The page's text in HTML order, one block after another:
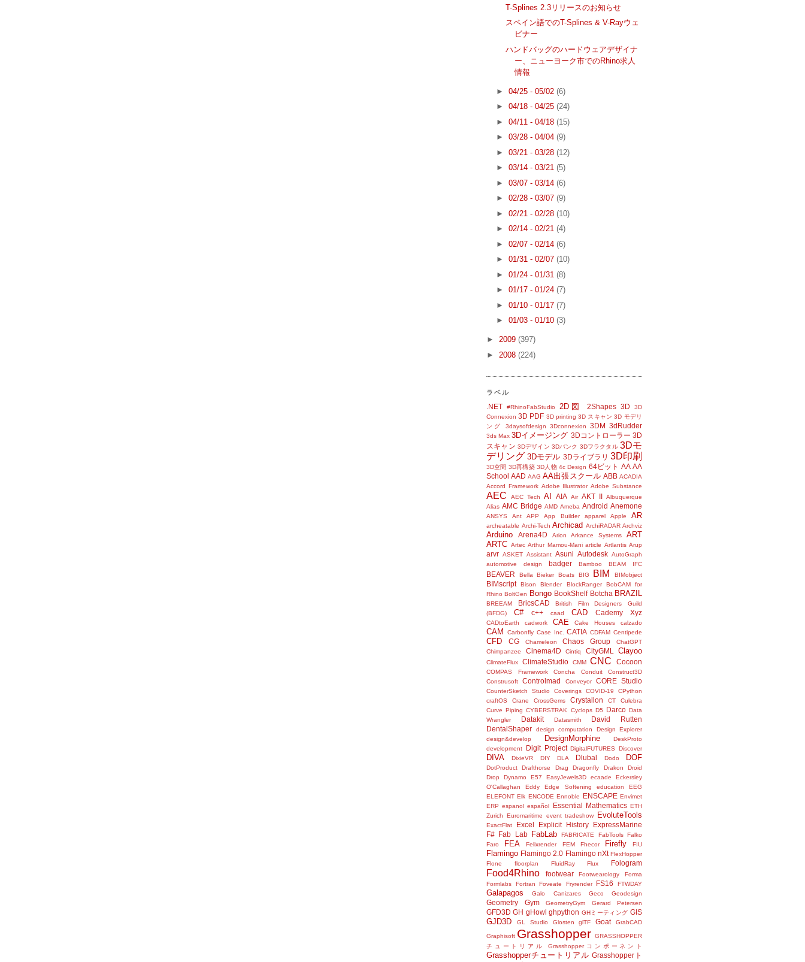
T-Splines 2.3リリースのお知らせ
スペイン語でのT-Splines & V-Rayウェ
ビナー
ハンドバッグのハードウェアデザイナ
ー、ニューヨーク市でのRhino求人
情報
► 04/25 - 05/02 (6)
► 04/18 - 04/25 (24)
► 04/11 - 04/18 (15)
► 03/28 - 04/04 (9)
► 03/21 - 03/28 (12)
► 03/14 - 03/21 (5)
► 03/07 - 03/14 (6)
► 02/28 - 03/07 (9)
► 02/21 - 02/28 (10)
► 02/14 - 02/21 (4)
► 02/07 - 02/14 (6)
► 01/31 - 02/07 (10)
► 01/24 - 01/31 (8)
► 01/17 - 01/24 (7)
► 01/10 - 01/17 (7)
► 01/03 - 01/10 (3)
► 2009 (397)
► 2008 (224)
ラベル
.NET #RhinoFabStudio 2D図 2Shapes 3D
3D
Connexion 3D PDF 3D printing 3D スキャン 3D モデリ
ング
3daysofdesign 3Dconnexion 3DM 3dRudder
3ds Max 3Dイメージング 3Dコントローラー 3D
スキャン 3Dデザイン 3Dバンク 3Dフラクタル 3Dモ
デリング 3Dモデル 3Dライブラリ 3D印刷
3D空間 3D再構築 3D人物 4c Design 64ビット AA AA
School AAD AAG AA出張スクール ABB ACADIA
Accord Framework Adobe Illustrator Adobe Substance
AEC AEC Tech AI AIA Air AKT II
Albuquerque
Alias AMC Bridge AMD Ameba Android Anemone
ANSYS Ant APP App Builder apparel Apple AR
archeatable Archi-Tech Archicad ArchiRADAR Archviz
Arduino Arena4D Arion Arkance Systems
ART
ARTC Artec Arthur Mamou-Mani article Artlantis Arup
arvr ASKET Assistant Asuni Autodesk AutoGraph
automotive design
badger Bamboo BEAM IFC
BEAVER Bella Bieker Boats BIG BIM BIMobject
BIMscript Bison Blender BlockRanger
BobCAM for
Rhino BoltGen Bongo BookShelf Botcha BRAZIL
BREEAM BricsCAD
British Film Designers Guild
(BFDG)
C# c++ caad CAD Cademy Xyz
CADtoEarth cadwork CAE Cake Houses calzado
CAM Carbonfly Case Inc. CATIA CDFAM Centipede
CFD CG Chameleon Chaos Group
ChatGPT
Chimpanzee
Cinema4D Cintiq CityGML Clayoo
ClimateFlux ClimateStudio CMM CNC Cocoon
COMPAS Framework Concha Conduit
Construct3D
Construsoft
Controlmad Conveyor CORE Studio
CounterSketch Studio Coverings COVID-19
CPython
craftOS
Crane CrossGems Crystallon CT
Culebra
Curve Piping CYBERSTRAK Cyclops D5 Darco Data
Wrangler
Datakit Datasmith
David Rutten
DentalShaper
design computation
Design Explorer
design&develop
DesignMorphine
DeskProto
development
Digit Project DigitalFUTURES Discover
DIVA DixieVR DIY DLA Dlubal Dodo DOF
DotProduct Drafthorse Drag Dragonfly Drakon
Droid
Drop
Dynamo E57 EasyJewels3D ecaade
Eckersley
O'Callaghan
Eddy Edge Softening education
EEG
ELEFONT Elk ENCODE Ennoble ENSCAPE Envimet
ERP espanol español Essential Mathematics ETH
Zurich
Euromaritime event tradeshow EvoluteTools
ExactFlat Excel Explicit History
ExpressMarine
F#
Fab Lab FabLab FABRICATE FabTools
Falko
Faro
FEA Felixrender FEM Fhecor Firefly FIU
Flamingo Flamingo 2.0 Flamingo nXt FlexHopper
Flone
floorplan FluidRay Flux Fologram
Food4Rhino footwear Footwearology
Forma
Formlabs
Fortran Foveate Fryrender FS16 FTWDAY
Galapagos Galo Canizares Geco Geodesign
Geometry Gym GeometryGym Gerard Petersen
GFD3D GH gHowl ghpython GHミーティング GIS
GJD3D GL Studio Glosten glTF Goat GrabCAD
Graphisoft Grasshopper GRASSHOPPER
チュートリアル
Grasshopperコンポーネント
Grasshopperチュートリアル Grasshopperト